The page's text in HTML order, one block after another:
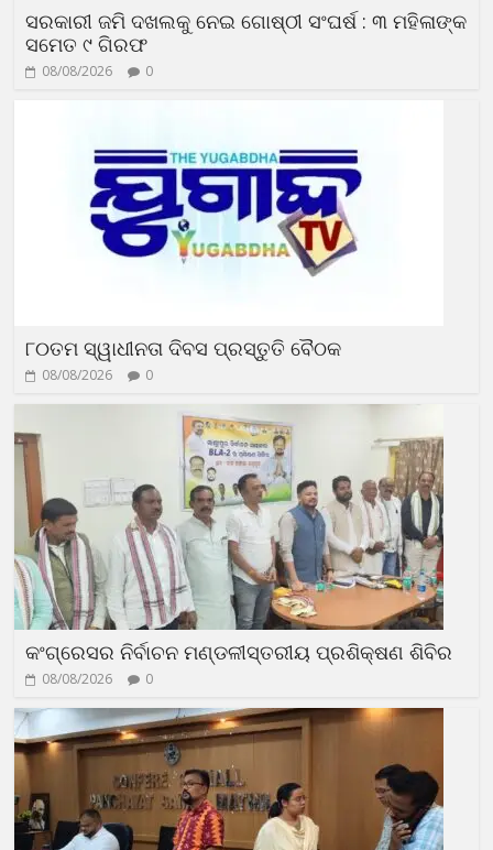
ସରକାରୀ ଜମି ଦଖଲକୁ ନେଇ ଗୋଷ୍ଠୀ ସଂଘର୍ଷ : ୩ ମହିଳାଙ୍କ
ସମେତ ୯ ଗିରଫ
08/08/2026 0
୮୦ତମ ସ୍ୱାଧୀନତା ଦିବସ ପ୍ରସ୍ତୁତି ବୈଠକ
08/08/2026 0
କଂଗ୍ରେସର ନିର୍ବାଚନ ମଣ୍ଡଳୀସ୍ତରୀୟ ପ୍ରଶିକ୍ଷଣ ଶିବିର
08/08/2026 0